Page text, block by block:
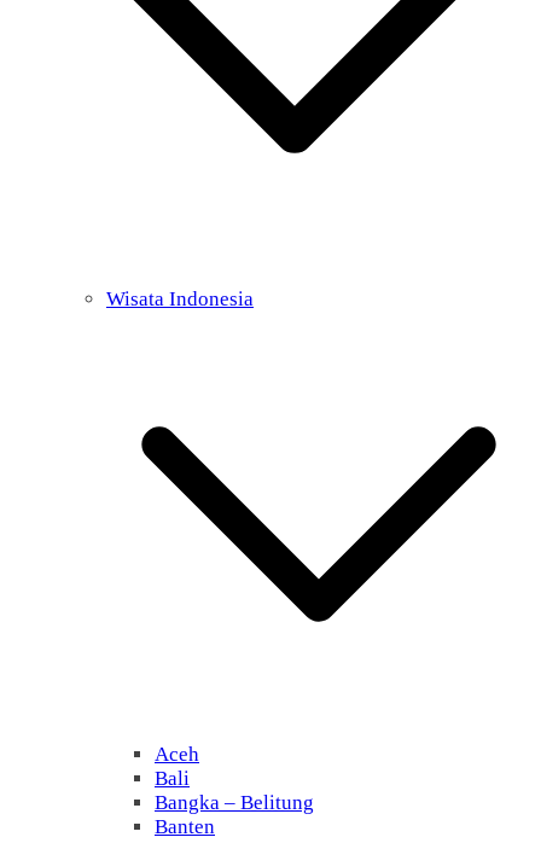
Wisata Indonesia
Aceh
Bali
Bangka – Belitung
Banten